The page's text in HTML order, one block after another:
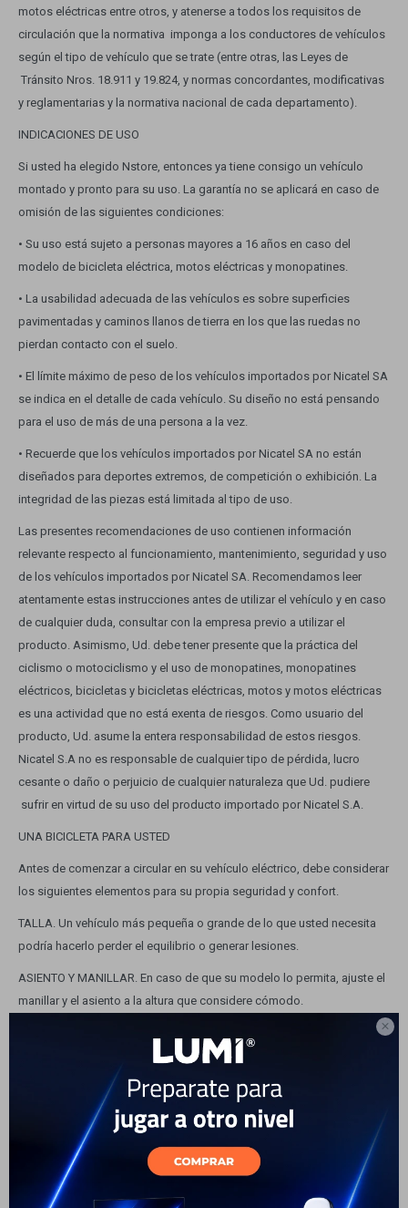

motos eléctricas entre otros, y atenerse a todos los requisitos de
circulación que la normativa imponga a los conductores de vehículos
según el tipo de vehículo que se trate (entre otras, las Leyes de
Tránsito Nros. 18.911 y 19.824, y normas concordantes, modificativas
y reglamentarias y la normativa nacional de cada departamento).
INDICACIONES DE USO
Si usted ha elegido Nstore, entonces ya tiene consigo un vehículo
montado y pronto para su uso. La garantía no se aplicará en caso de
omisión de las siguientes condiciones:
• Su uso está sujeto a personas mayores a 16 años en caso del
modelo de bicicleta eléctrica, motos eléctricas y monopatines.
• La usabilidad adecuada de las vehículos es sobre superficies
pavimentadas y caminos llanos de tierra en los que las ruedas no
pierdan contacto con el suelo.
• El límite máximo de peso de los vehículos importados por Nicatel SA
se indica en el detalle de cada vehículo. Su diseño no está pensando
para el uso de más de una persona a la vez.
• Recuerde que los vehículos importados por Nicatel SA no están
diseñados para deportes extremos, de competición o exhibición. La
integridad de las piezas está limitada al tipo de uso.
Las presentes recomendaciones de uso contienen información
relevante respecto al funcionamiento, mantenimiento, seguridad y uso
de los vehículos importados por Nicatel SA. Recomendamos leer
atentamente estas instrucciones antes de utilizar el vehículo y en caso
de cualquier duda, consultar con la empresa previo a utilizar el
producto. Asimismo, Ud. debe tener presente que la práctica del
ciclismo o motociclismo y el uso de monopatines, monopatines
eléctricos, bicicletas y bicicletas eléctricas, motos y motos eléctricas
es una actividad que no está exenta de riesgos. Como usuario del
producto, Ud. asume la entera responsabilidad de estos riesgos.
Nicatel S.A no es responsable de cualquier tipo de pérdida, lucro
cesante o daño o perjuicio de cualquier naturaleza que Ud. pudiere
sufrir en virtud de su uso del producto importado por Nicatel S.A.
UNA BICICLETA PARA USTED
Antes de comenzar a circular en su vehículo eléctrico, debe considerar
los siguientes elementos para su propia seguridad y confort.
TALLA. Un vehículo más pequeña o grande de lo que usted necesita
podría hacerlo perder el equilibrio o generar lesiones.
ASIENTO Y MANILLAR. En caso de que su modelo lo permita, ajuste el
manillar y el asiento a la altura que considere cómodo.
forma adecuada. En el caso que su modelo incluya frenos de disco y
usted necesite de ajustarlo, cuenta con nuestro Taller Especializado
TGRide en last tiendas de Nstore. Bajo ningún concepto genere
contacto con el disco ya que podría dañarlo.
LUCES. Circular en días oscuros o sobre horas de la noche requiere de
uso de luces. Se sugiere siempre chequear su correcto
funcionamiento antes de subirse a ella.
Tiendas